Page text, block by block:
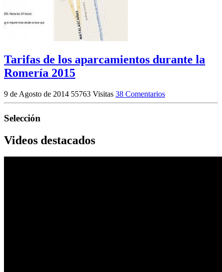
Tarifas de los aparcamientos durante la
Romería 2015
9 de Agosto de 2014 55763 Visitas 38 Comentarios
Selección
Videos destacados